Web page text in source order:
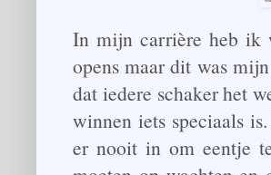
In mijn carrière heb ik
opens maar dit was
dat iedere schaker het
winnen iets speciaals
er nooit in om eentje